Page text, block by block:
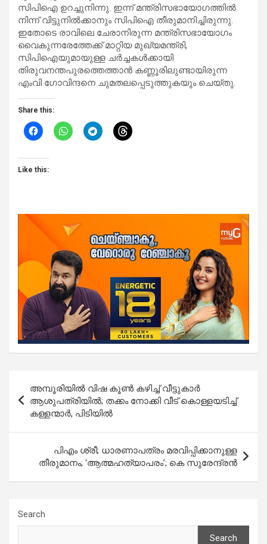
സിപിഐ ഉറച്ചുനിന്നു. ഇന്ന് മന്ത്രിസഭായോഗത്തില്‍
നിന്ന് വിട്ടുനില്‍ക്കാനും സിപിഐ തീരുമാനിച്ചിരുന്നു.
ഇതോടെ രാവിലെ ചേരാനിരുന്ന മന്ത്രിസഭായോഗം
വൈകുന്നരേത്തേക്ക് മാറ്റിയ മുഖ്യമന്ത്രി,
സിപിഐയുമായുള്ള ചർച്ചകള്‍ക്കായി
തിരുവനന്തപുരത്തെത്താന്‍ കണ്ണൂരിലുണ്ടായിരുന്ന
എംവി ഗോവിന്ദനെ ചുമതലപ്പെടുത്തുകയും ചെയ്തു.
Share this:
Like this:
navigation
അമ്പൂരിയില്‍ വിഷ കൂണ്‍ കഴിച്ച് വീട്ടുകാർ
ആശുപത്രിയിൽ; തക്കം നോക്കി വീട് കൊള്ളയടിച്ച്
കള്ളന്മാർ, പിടിയില്‍
പിഎം ശ്രീ; ധാരണാപത്രം മരവിപ്പിക്കാനുള്ള
തീരുമാനം; ‘ആത്മഹത്യാപരം’; കെ സുരേന്ദ്രന്‍
Search
Search